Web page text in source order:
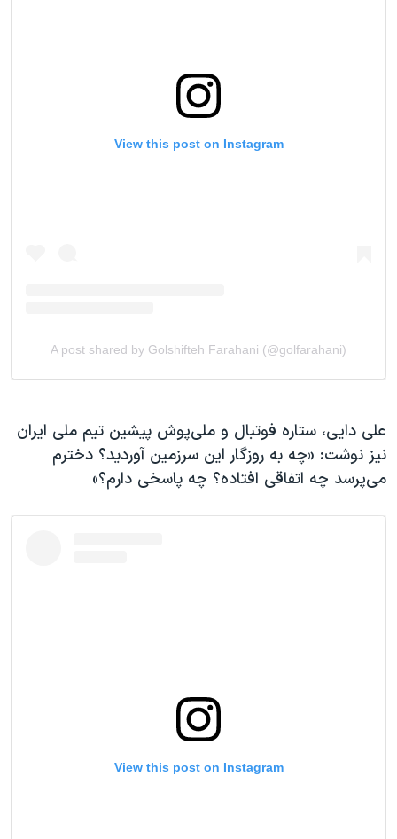
علی دایی، ستاره فوتبال و ملی‌پوش پیشین تیم ملی ایران
نیز نوشت: «چه به روزگار این سرزمین آوردید؟ دخترم
می‌پرسد چه اتفاقی افتاده؟ چه پاسخی دارم؟»